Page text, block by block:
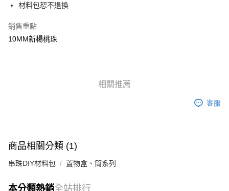
每筆NT$60，滿NT$1,500(含以上)免運費
付款後全家取貨
宅配 新竹物流
材料包恕不退換
銷售重點
10MM新楊桃珠
相關推薦
客服
商品相關分類 (1)
串珠DIY材料包 置物盒、筒系列
本分類熱銷全站排行